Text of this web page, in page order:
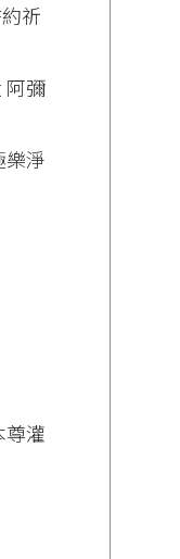
祈
阿彌
樂淨
灌